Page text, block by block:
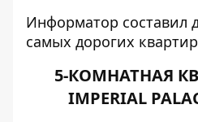
Информатор составил
самых дорогих
5-КОМНАТНАЯ
IMPERIAL